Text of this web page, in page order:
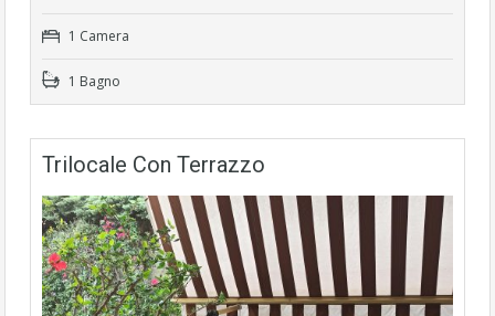
1 Camera
1 Bagno
Trilocale Con Terrazzo